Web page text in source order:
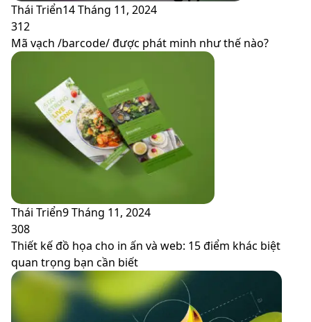
Thái Triển14 Tháng 11, 2024
312
Mã vạch /barcode/ được phát minh như thế nào?
Thái Triển9 Tháng 11, 2024
308
Thiết kế đồ họa cho in ấn và web: 15 điểm khác biệt
quan trọng bạn cần biết